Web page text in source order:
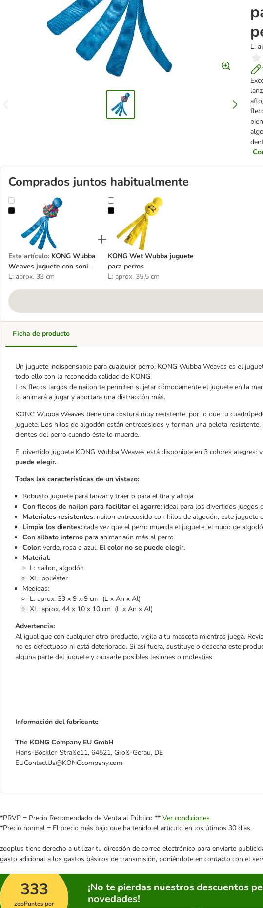
L:
Comprados juntos habitualmente
KONG Wubba Weaves juguete con sonido para perros
Este artículo: KONG Wubba
Weaves juguete con sonido
para perros
L: aprox. 33 cm
KONG Wet Wubba juguete para perros
KONG Wet Wubba juguete
para perros
L: aprox. 35,5 cm
Ficha de producto
Un juguete indispensable para cualquier perro: KONG Wubba Weaves es el
todo ello con la reconocida calidad de KONG.
Los flecos largos de nailon te permiten sujetar cómodamente el juguete en la
lo animará a jugar y aportará una distracción más.
KONG Wubba Weaves tiene una costura muy resistente, por lo que tu
juguete. Los hilos de algodón están entrecosidos y forman una pelota
dientes del perro cuando éste lo muerde.
El divertido juguete KONG Wubba Weaves está disponible en 3 colores alegres:
puede elegir..
Todas las características de un vistazo:
Robusto juguete para lanzar y traer o para el tira y afloja
Con flecos de nailon para facilitar el agarre: ideal para los divertidos juegos
Materiales resistentes: nailon entrecosido con hilos de algodón, este juguete
Limpia los dientes: cada vez que el perro muerda el juguete, el nudo de
Con silbato interno para animar aún más al perro
Color: verde, rosa o azul. El color no se puede elegir.
Material:
L: nailon, algodón
XL: poliéster
Medidas:
L: aprox. 33 x 9 x 9 cm (L x An x Al)
XL: aprox. 44 x 10 x 10 cm (L x An x Al)
Advertencia:
Al igual que con cualquier otro producto, vigila a tu mascota mientras juega.
no es defectuoso ni está deteriorado. Si así fuera, sustituye o desecha este
alguna parte del juguete y causarle posibles lesiones o molestias.
Información del fabricante
The KONG Company EU GmbH
Hans-Böckler-Straße11, 64521, Groß-Gerau, DE
EUContactUs@KONGcompany.com
*PRVP = Precio Recomendado de Venta al Público ** Ver condiciones
*Precio normal = El precio más bajo que ha tenido el artículo en los útimos 30 días.
zooplus tiene derecho a utilizar tu dirección de correo electrónico para enviarte
gasto adicional a los gastos básicos de transmisión, poniéndote en contacto con el
333
zooPuntos por
¡No te pierdas nuestros descuentos
novedades!